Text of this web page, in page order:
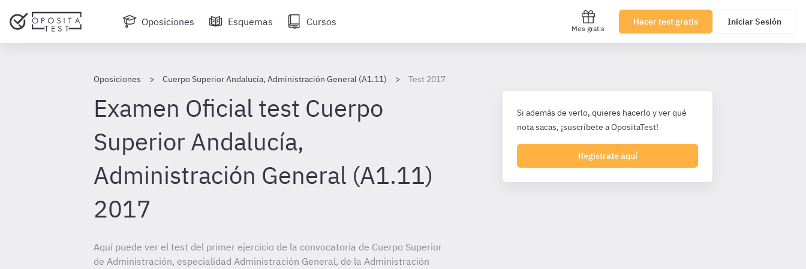
Oposiciones Esquemas Cursos
Mes gratis
Hacer test gratis Iniciar Sesión
Oposiciones Cuerpo Superior Andalucía, Administración General (A1.11) Test 2017
Examen Oficial test Cuerpo
Superior Andalucía,
Administración General (A1.11)
2017
Aquí puede ver el test del primer ejercicio de la convocatoria de Cuerpo Superior
de Administración, especialidad Administración General, de la Administración
Si además de verlo, quieres hacerlo y ver qué
nota sacas, ¡suscríbete a OpositaTest!
Registrate aquí